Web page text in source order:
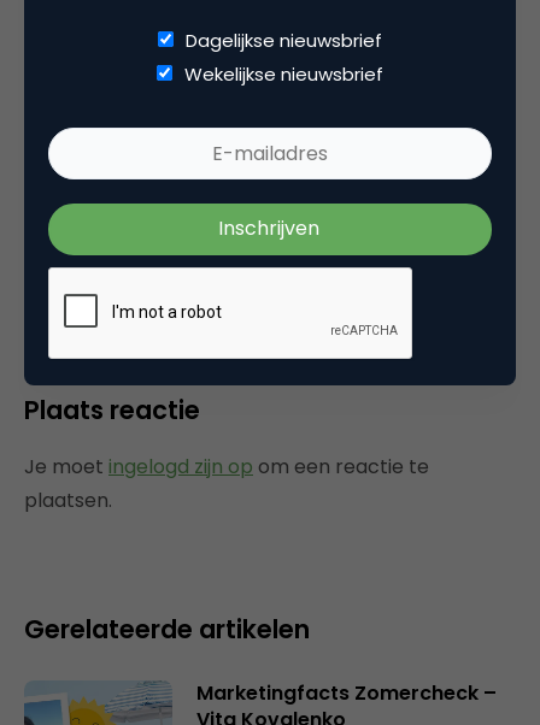
Categorie
Media
Tags
Plaats reactie
Je moet ingelogd zijn op om een reactie te
plaatsen.
Gerelateerde artikelen
Marketingfacts Zomercheck –
Vita Kovalenko
Dagelijkse nieuwsbrief
Wekelijkse nieuwsbrief